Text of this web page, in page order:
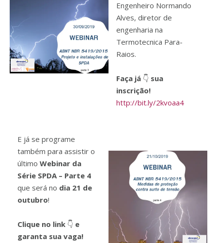
Engenheiro Normando
Alves, diretor de
engenharia na
Termotecnica Para-
Raios.
Faça já 👇 sua
inscrição!
http://bit.ly/2kvoaa4
E já se programe
também para assistir o
últimoWebinar da
Série SPDA – Parte 4
que será no dia 21 de
outubro!
Clique no link 👇 e
garanta sua vaga!